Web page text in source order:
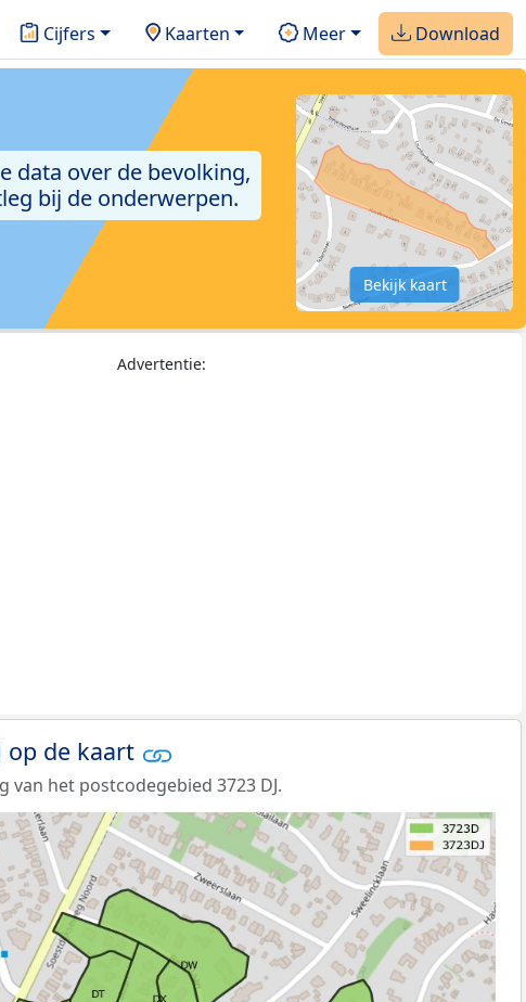
Cijfers Kaarten Meer Download
data over de bevolking,
bij de onderwerpen.
Bekijk kaart
Advertentie:
op de kaart
van het postcodegebied 3723 DJ.